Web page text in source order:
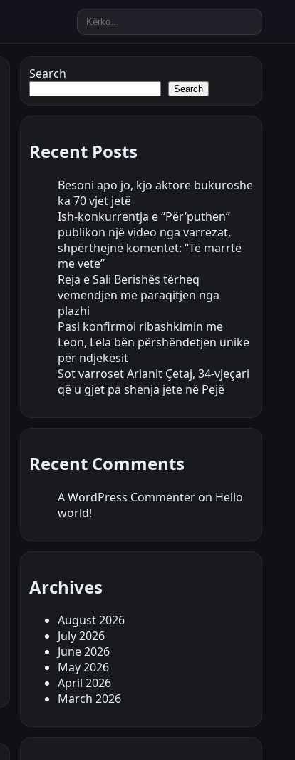
Search
Search
Recent Posts
Besoni apo jo, kjo aktore bukuroshe
ka 70 vjet jetë
Ish-konkurrentja e “Për’puthen”
publikon një video nga varrezat,
shpërthejnë komentet: “Të marrtë
me vete”
Reja e Sali Berishës tërheq
vëmendjen me paraqitjen nga
plazhi
Pasi konfirmoi ribashkimin me
Leon, Lela bën përshëndetjen unike
për ndjekësit
Sot varroset Arianit Çetaj, 34-vjeçari
që u gjet pa shenja jete në Pejë
Recent Comments
A WordPress Commenter on Hello
world!
Archives
August 2026
July 2026
June 2026
May 2026
April 2026
March 2026